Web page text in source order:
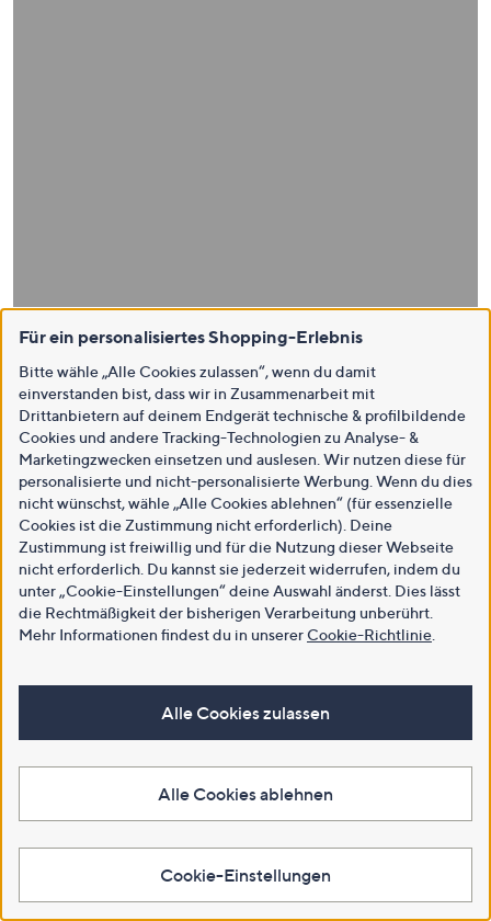
Für ein personalisiertes Shopping-Erlebnis
Bitte wähle „Alle Cookies zulassen“, wenn du damit
einverstanden bist, dass wir in Zusammenarbeit mit
Drittanbietern auf deinem Endgerät technische & profilbildende
Cookies und andere Tracking-Technologien zu Analyse- &
Marketingzwecken einsetzen und auslesen. Wir nutzen diese für
personalisierte und nicht-personalisierte Werbung. Wenn du dies
nicht wünschst, wähle „Alle Cookies ablehnen“ (für essenzielle
Cookies ist die Zustimmung nicht erforderlich). Deine
Zustimmung ist freiwillig und für die Nutzung dieser Webseite
nicht erforderlich. Du kannst sie jederzeit widerrufen, indem du
unter „Cookie-Einstellungen“ deine Auswahl änderst. Dies lässt
die Rechtmäßigkeit der bisherigen Verarbeitung unberührt.
Mehr Informationen findest du in unsererCookie-Richtlinie
Alle Cookies zulassen
Alle Cookies ablehnen
Cookie-Einstellungen